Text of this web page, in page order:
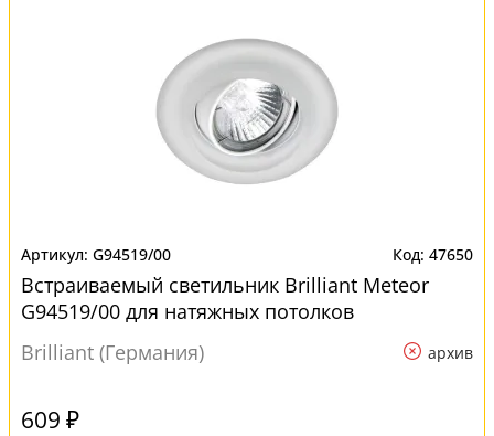
G94519/00 47650
Встраиваемый светильник Brilliant Meteor
G94519/00 для натяжных потолков
Brilliant (Германия)
архив
609 ₽